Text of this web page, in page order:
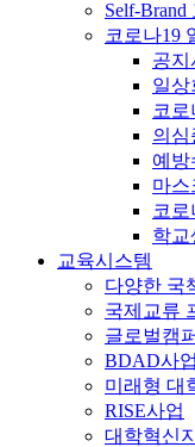
Self-
코로나19
공지
일상
코로
의심
예방
마스
코로
학교
교육시스템
다양한 국
국제교류
글로벌캠
BDAD사업
미래형 대
RISE사업
대학혁신